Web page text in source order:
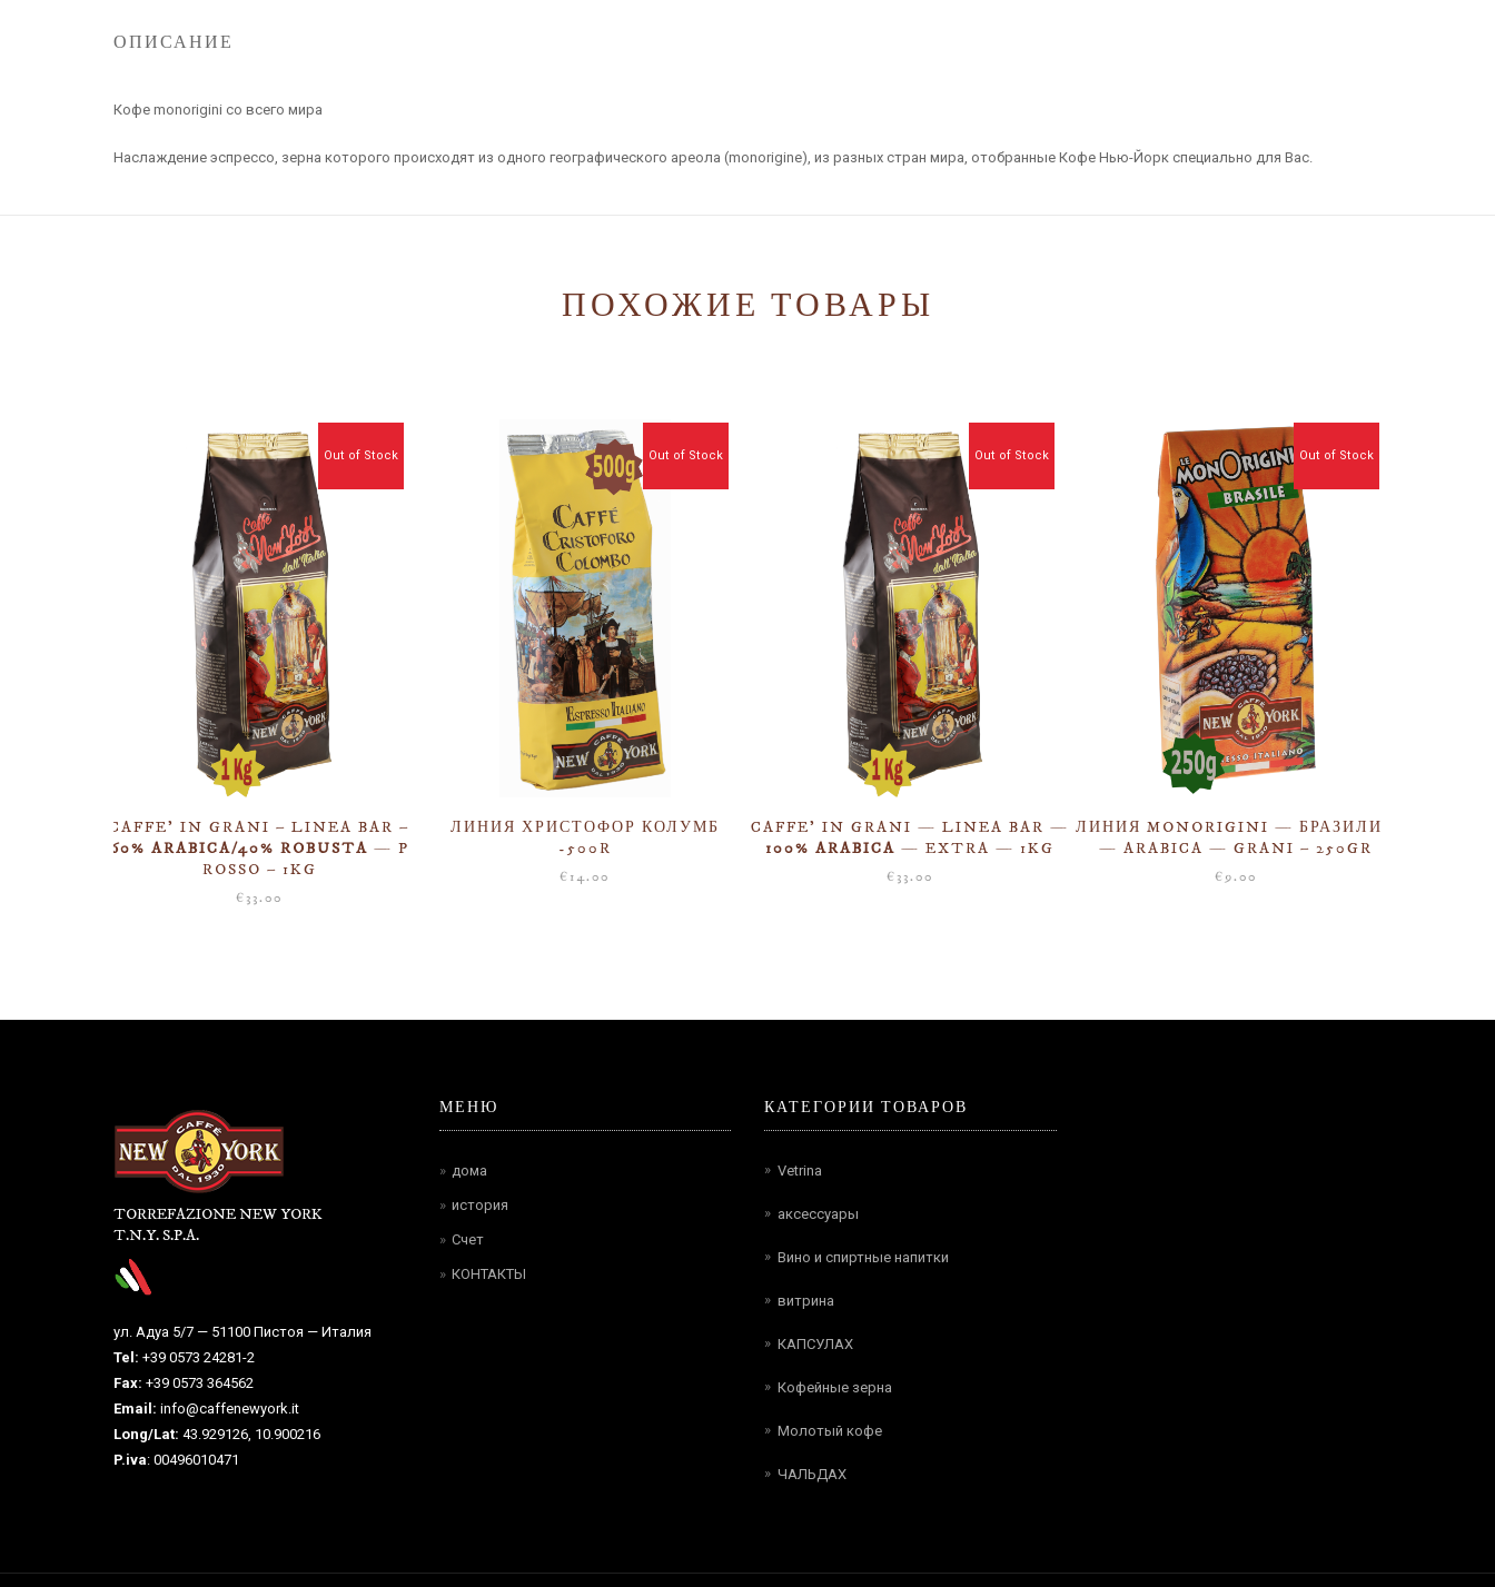
ОПИСАНИЕ
Кофе monorigini со всего мира
Наслаждение эспрессо, зерна которого происходят из одного географического ареола (monorigine), из разных стран мира, отобранные Кофе Нью-Йорк специально для Вас.
ПОХОЖИЕ ТОВАРЫ
CAFFE’ IN GRANI – LINEA BAR –
60% ARABICA/40% ROBUSTA — P
ROSSO – 1KG
€ 33.00
Out of Stock
ЛИНИЯ ХРИСТОФОР КОЛУМБ
-500R
€ 14.00
Out of Stock
CAFFE’ IN GRANI — LINEA BAR —
100% ARABICA — EXTRA — 1KG
€ 33.00
Out of Stock
ЛИНИЯ MONORIGINI — БРАЗИЛИЯ
— ARABICA — GRANI – 250GR
€ 9.00
Out of Stock
TORREFAZIONE NEW YORK
T.N.Y. S.P.A.
ул. Адуа 5/7 — 51100 Пистоя — Италия
Tel: +39 0573 24281-2
Fax: +39 0573 364562
Email: info@caffenewyork.it
Long/Lat: 43.929126, 10.900216
P.iva: 00496010471
МЕНЮ
дома
история
Счет
КОНТАКТЫ
КАТЕГОРИИ ТОВАРОВ
Vetrina
аксессуары
Вино и спиртные напитки
витрина
КАПСУЛАХ
Кофейные зерна
Молотый кофе
ЧАЛЬДАХ